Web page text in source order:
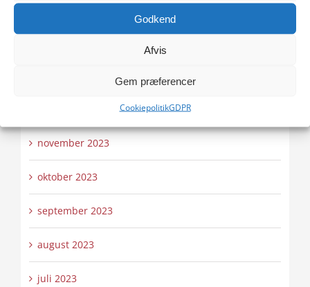
Godkend
Afvis
Gem præferencer
CookiepolitikGDPR
marts 2024
november 2023
oktober 2023
september 2023
august 2023
juli 2023